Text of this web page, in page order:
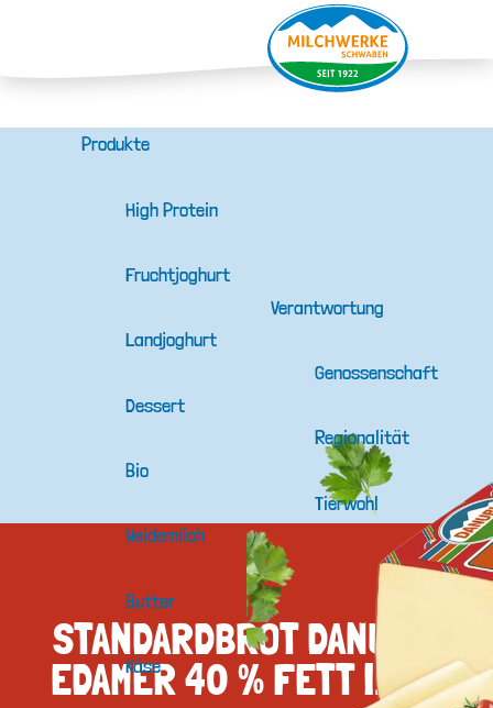
Produkte
High Protein
Fruchtjoghurt
Landjoghurt
Dessert
Bio
Weidemilch
Butter
Käse
Verantwortung
Genossenschaft
Regionalität
Tierwohl
STANDARDBROT DANUBIA
EDAMER 40 % FETT I. TR.